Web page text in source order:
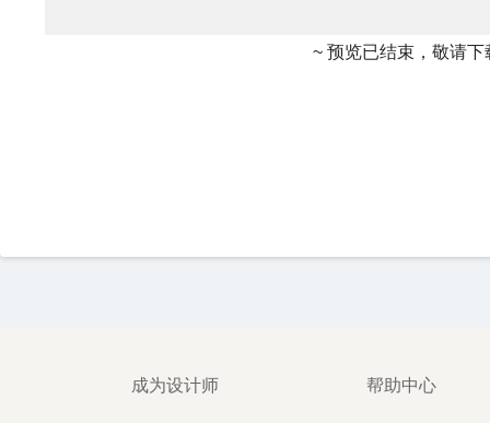
~ 预览已结束，敬请下
成为设计师 帮助中心